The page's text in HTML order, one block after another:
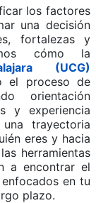
los factores
una decisión
fortalezas y
cómo la
(UCG)
el proceso de
orientación
y experiencia
trayectoria
eres y hacia
herramientas
a encontrar el
en tu
plazo.